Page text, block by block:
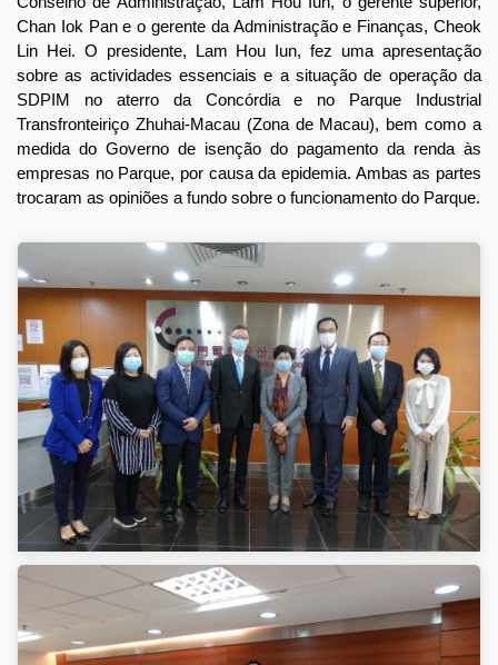
Chan Iok Pan e o gerente da Administração e Finanças, Cheok
Lin Hei. O presidente, Lam Hou Iun, fez uma apresentação
sobre as actividades essenciais e a situação de operação da
SDPIM no aterro da Concórdia e no Parque Industrial
Transfronteiriço Zhuhai-Macau (Zona de Macau), bem como a
medida do Governo de isenção do pagamento da renda às
empresas no Parque, por causa da epidemia. Ambas as partes
trocaram as opiniões a fundo sobre o funcionamento do Parque.